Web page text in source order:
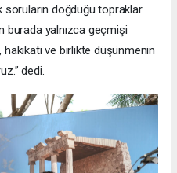
doğduğu topraklar
burada yalnızca geçmişi
ve birlikte düşünmenin
dedi.